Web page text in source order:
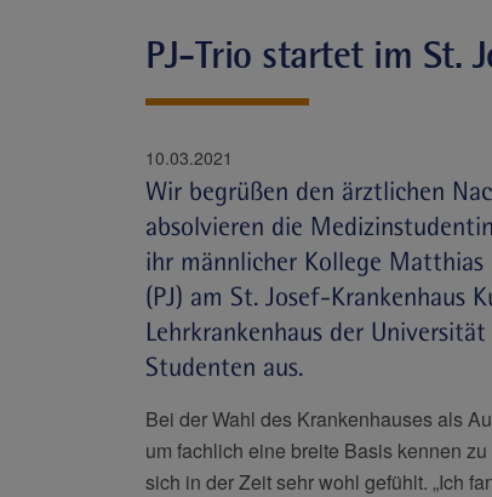
PJ-Trio startet im St.
10.03.2021
Wir begrüßen den ärztlichen
absolvieren die
ihr männlicher Kollege Matthias
(PJ) am St. Josef-Krankenhaus
Lehrkrankenhaus der
Studenten aus.
Bei der Wahl des Krankenhauses als
um fachlich eine breite Basis kennen
sich in der Zeit sehr wohl gefühlt. „Ich